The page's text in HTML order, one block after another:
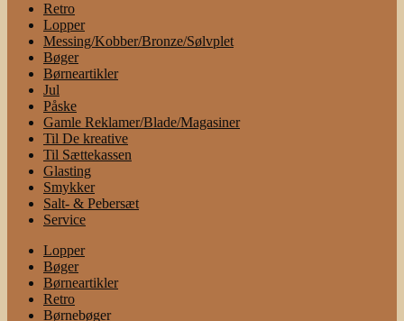
Retro
Lopper
Messing/Kobber/Bronze/Sølvplet
Bøger
Børneartikler
Jul
Påske
Gamle Reklamer/Blade/Magasiner
Til De kreative
Til Sættekassen
Glasting
Smykker
Salt- & Pebersæt
Service
Lopper
Bøger
Børneartikler
Retro
Børnebøger